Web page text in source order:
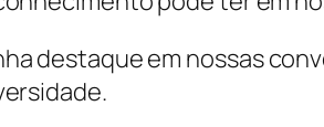
destaque em nossas